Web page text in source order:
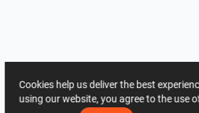
Cookies help us deliver the best
using our website, you agree to the use